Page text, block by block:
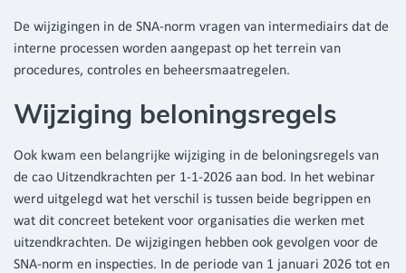
De wijzigingen in de SNA-norm vragen van intermediairs dat de
interne processen worden aangepast op het terrein van
procedures, controles en beheersmaatregelen.
Wijziging beloningsregels
Ook kwam een belangrijke wijziging in de beloningsregels van
de cao Uitzendkrachten per 1-1-2026 aan bod. In het webinar
werd uitgelegd wat het verschil is tussen beide begrippen en
wat dit concreet betekent voor organisaties die werken met
uitzendkrachten. De wijzigingen hebben ook gevolgen voor de
SNA-norm en inspecties. In de periode van 1 januari 2026 tot en